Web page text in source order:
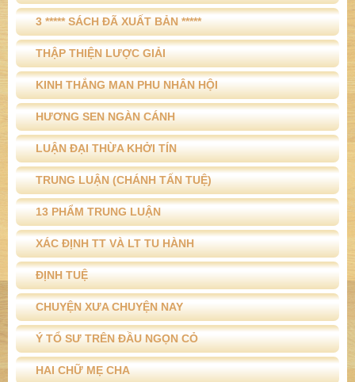
3 ***** SÁCH ĐÃ XUẤT BẢN *****
THẬP THIỆN LƯỢC GIẢI
KINH THẮNG MAN PHU NHÂN HỘI
HƯƠNG SEN NGÀN CÁNH
LUẬN ĐẠI THỪA KHỞI TÍN
TRUNG LUẬN (CHÁNH TẤN TUỆ)
13 PHẨM TRUNG LUẬN
XÁC ĐỊNH TT VÀ LT TU HÀNH
ĐỊNH TUỆ
CHUYỆN XƯA CHUYỆN NAY
Ý TỔ SƯ TRÊN ĐẦU NGỌN CỎ
HAI CHỮ MẸ CHA